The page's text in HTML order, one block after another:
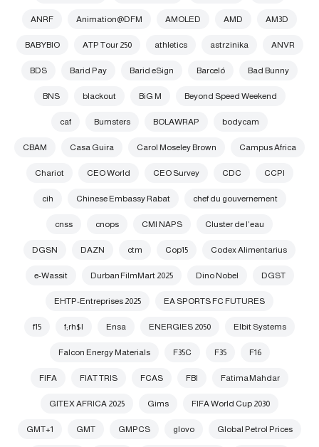
AM3D
AMD
AMOLED
Animation@DFM
ANRF
ANVR
astrzinika
athletics
ATP Tour 250
BABYBIO
Bad Bunny
Barceló
Barid eSign
Barid Pay
BDS
Beyond Speed Weekend
BiG M
blackout
BNS
bodycam
BOLAWRAP
Bumsters
caf
Campus Africa
Carol Moseley Brown
Casa Guira
CBAM
CCPI
CDC
CEO Survey
CEO World
Chariot
chef du gouvernement
Chinese Embassy Rabat
cih
Cluster de l’eau
CMI NAPS
cnops
cnss
Codex Alimentarius
Cop15
ctm
DAZN
DGSN
DGST
Dino Nobel
Durban FilmMart 2025
e-Wassit
EA SPORTS FC FUTURES
EHTP-Entreprises 2025
Elbit Systems
ENERGIES 2050
Ensa
f;rh$l
f15
F16
F35
F35C
Falcon Energy Materials
Fatima Mahdar
FBI
FCAS
FIAT TRIS
FIFA
FIFA World Cup 2030
Gims
GITEX AFRICA 2025
Global Petrol Prices
glovo
GMPCS
GMT
GMT+1